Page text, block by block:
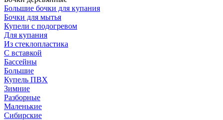
Большие бочки для купания
Бочки для мытья
Купели с подогревом
Для купания
Из стеклопластика
С вставкой
Бассейны
Большие
Купель ПВХ
Зимние
Разборные
Маленькие
Сибирские